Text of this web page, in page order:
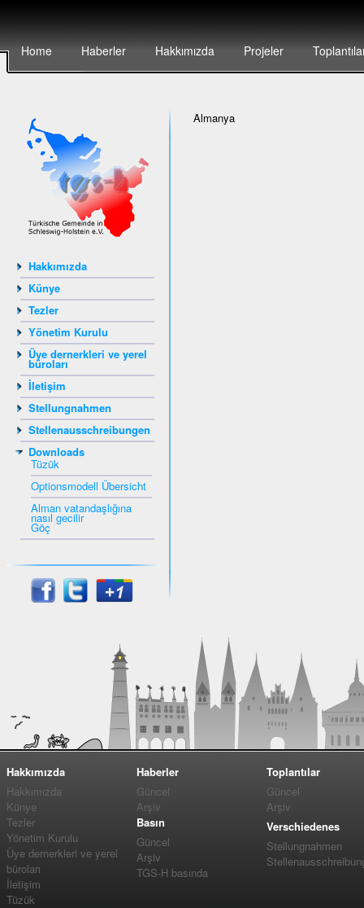
Home Haberler Hakkımızda Projeler
Hakkımızda
Künye
Tezler
Yönetim Kurulu
Üye dernerkleri ve yerel
büroları
İletişim
Stellungnahmen
Stellenausschreibungen
Downloads
Tüzük
Optionsmodell Übersicht
Alman vatandaşlığına
nasıl gecilir
Göç
Almanya
Hakkımızda
Hakkımızda
Künye
Tezler
Yönetim Kurulu
Üye dernerkleri ve yerel
büroları
İletişim
Tüzük
Haberler
Güncel
Arşiv
Basın
Güncel
Arşiv
TGS-H basında
Toplantılar
Güncel
Arşiv
Verschiedenes
Stellungnahmen